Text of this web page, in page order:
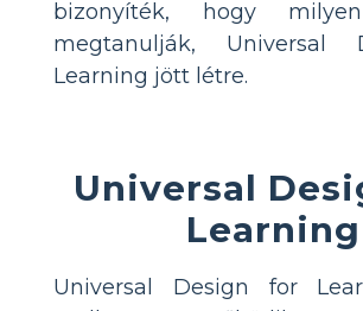
bizonyíték, hogy
megtanulják, Universal
Learning jött létre.
Universal
Learning
Universal Design for